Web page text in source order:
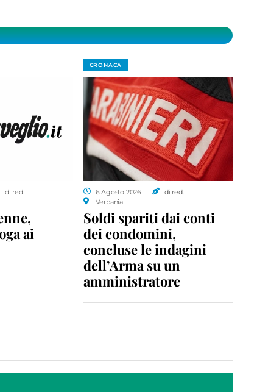
di red.
ai
CRONACA
6 Agosto 2026
di red.
Verbania
Soldi spariti dai conti
dei condomini,
concluse le indagini
dell’Arma su un
amministratore